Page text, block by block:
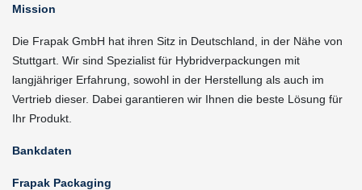
Mission
Die Frapak GmbH hat ihren Sitz in Deutschland, in der Nähe von
Stuttgart. Wir sind Spezialist für Hybridverpackungen mit
langjähriger Erfahrung, sowohl in der Herstellung als auch im
Vertrieb dieser. Dabei garantieren wir Ihnen die beste Lösung für
Ihr Produkt.
Bankdaten
Frapak Packaging